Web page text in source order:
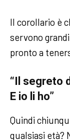
Il corollario è
servono
pronto a
“Il segreto
E io li ho”
Quindi
qualsiasi età?